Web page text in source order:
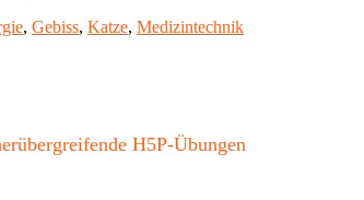
, Gebiss, Katze, Medizintechnik
H5P-Übungen